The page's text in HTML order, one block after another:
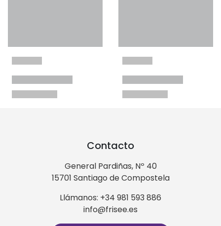
Contacto
General Pardiñas, Nº 40
15701 Santiago de Compostela
Llámanos: +34 981 593 886
info@frisee.es